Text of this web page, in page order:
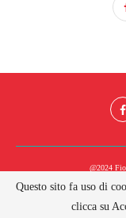
@2024
Questo sito fa uso di
clicca su